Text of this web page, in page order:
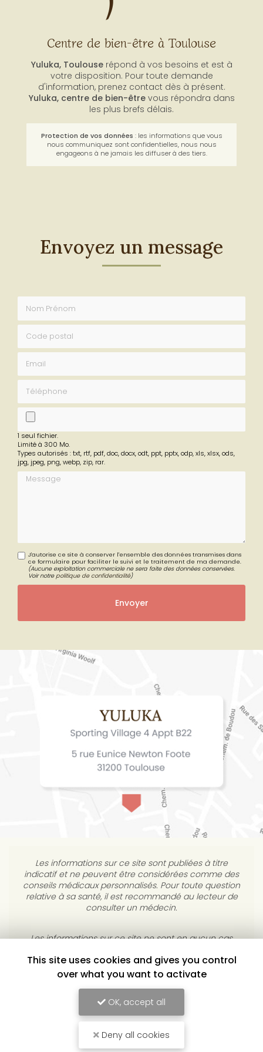
Centre de bien-être à Toulouse
Yuluka, Toulouserépond à vos besoins et est à
votre disposition. Pour toute demande
d'information, prenez contact dès à présent.
les plus brefs délais.
Protection de vos données : les informations que vous
nous communiquez sont confidentielles, nous nous
Envoyez un message
Nom Prénom
Code postal
Email
Téléphone
fichier
1 seul fichier.
Limité à 300 Mo.
Types autorisés : txt, rtf, pdf, doc, docx, odt, ppt, pptx, odp, xls, xlsx, ods,
jpg, jpeg, png, webp, zip, rar.
J'autorise ce site à conserver l'ensemble des données transmises dans
ce formulaire pour faciliter le suivi et le traitement de ma demande.
Les informations sur ce site sont publiées à titre
indicatif et ne peuvent être considérées comme des
conseils médicaux personnalisés. Pour toute question
Les informations sur ce site ne sont en aucun cas
destinées à diagnostiquer, traiter, atténuer ou guérir
une maladie. L’éditeur s’interdit de répondre à des
courriels médicaux personnels sans consultation
individuelle médicale.
YULUKA, CENTRE DE BIEN-ÊTRE À TOULOUSE
This site uses cookies and gives you control
over what you want to activate
OK, accept all
Deny all cookies